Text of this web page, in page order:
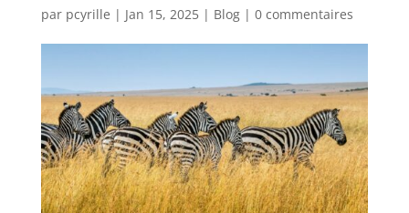
par pcyrille | Jan 15, 2025| Blog| 0 commentaires